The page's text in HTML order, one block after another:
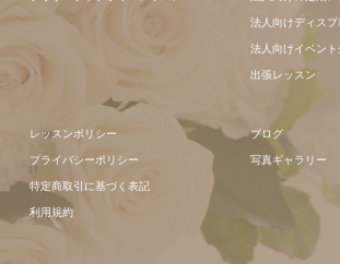
法人向けディス
法人向けイベント
出張レッスン
レッスンポリシー
プライバシーポリシー
特定商取引に基づく表記
利用規約
ブログ
写真ギャラリー